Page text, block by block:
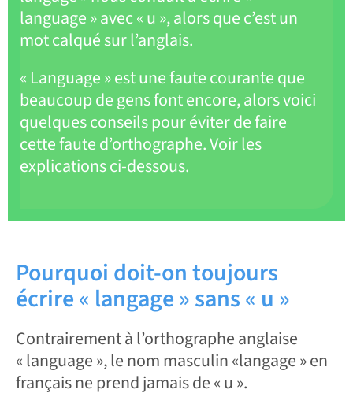
language » avec « u », alors que c’est un
mot calqué sur l’anglais.
« Language » est une faute courante que
beaucoup de gens font encore, alors voici
quelques conseils pour éviter de faire
cette faute d’orthographe. Voir les
explications ci-dessous.
Pourquoi doit-on toujours
écrire « langage » sans « u »
Contrairement à l’orthographe anglaise
« language », le nom masculin «langage » en
français ne prend jamais de « u ».